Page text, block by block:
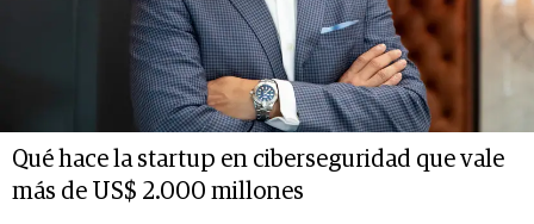
Qué hace la startup en ciberseguridad que vale
más de US$ 2.000 millones